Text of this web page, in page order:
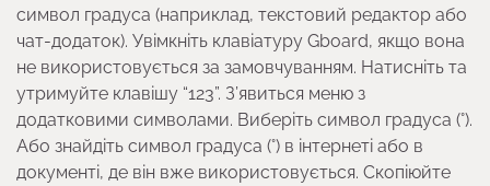
символ градуса (наприклад, текстовий редактор або
чат-додаток). Увімкніть клавіатуру Gboard, якщо вона
не використовується за замовчуванням. Натисніть та
утримуйте клавішу “123”. З’явиться меню з
додатковими символами. Виберіть символ градуса (°).
Або знайдіть символ градуса (°) в інтернеті або в
документі, де він вже використовується. Скопіюйте